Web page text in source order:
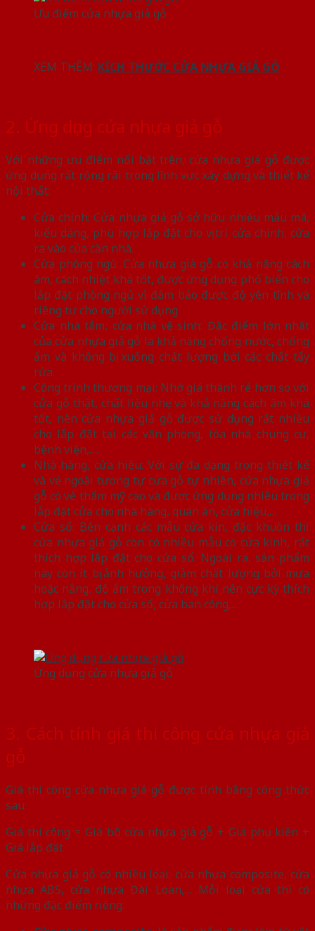
Ưu điểm cửa nhựa giả gỗ
XEM THÊM: KÍCH THƯỚC CỬA NHỰA GIẢ GỖ
2. Ứng dụng cửa nhựa giả gỗ
Với những ưu điểm nổi bật trên, cửa nhựa giả gỗ được
ứng dụng rất rộng rãi trong lĩnh vực xây dựng và thiết kế
nội thất:
Cửa chính: Cửa nhựa giả gỗ sở hữu nhiều mẫu mã,
kiểu dáng, phù hợp lắp đặt cho vị trí cửa chính, cửa
ra vào của căn nhà.
Cửa phòng ngủ: Cửa nhựa giả gỗ có khả năng cách
âm, cách nhiệt khá tốt, được ứng dụng phổ biến cho
lắp đặt phòng ngủ vì đảm bảo được độ yên tĩnh và
riêng tư cho người sử dụng
Cửa nhà tắm, cửa nhà vệ sinh: Đặc điểm lớn nhất
của cửa nhựa giả gỗ là khả năng chống nước, chống
ẩm và không bị xuống chất lượng bởi các chất tẩy
rửa.
Công trình thương mại: Nhờ giá thành rẻ hơn so với
cửa gỗ thật, chất liệu nhẹ và khả năng cách âm khá
tốt, nên cửa nhựa giả gỗ được sử dụng rất nhiều
cho lắp đặt tại các văn phòng, tòa nhà chung cư,
bệnh viện,….
Nhà hàng, cửa hiệu: Với sự đa dạng trong thiết kế
và vẻ ngoài tương tự cửa gỗ tự nhiên, cửa nhựa giả
gỗ có vẻ thẩm mỹ cao và được ứng dụng nhiều trong
lắp đặt cửa cho nhà hàng, quán ăn, cửa hiệu,…
Cửa sổ: Bên cạnh các mẫu cửa kín, đặc khuôn thì
cửa nhựa giả gỗ còn có nhiều mẫu có cửa kính, rất
thích hợp lắp đặt cho cửa sổ. Ngoài ra, sản phẩm
này còn ít bị ảnh hưởng, giảm chất lượng bởi mưa
hoặc nắng, độ ẩm trong không khí nên cực kỳ thích
hợp lắp đặt cho cửa sổ, cửa ban công,…
Ứng dụng cửa nhựa giả gỗ
3. Cách tính giá thi công cửa nhựa giả
gỗ
Giá thi công cửa nhựa giả gỗ được tính bằng công thức
sau:
Giá thi công = Giá bộ cửa nhựa giả gỗ + Giá phụ kiện +
Giá lắp đặt
Cửa nhựa giả gỗ có nhiều loại: cửa nhựa composite, cửa
nhựa ABS, cửa nhựa Đài Loan,… Mỗi loại cửa thì có
những đặc điểm riêng: